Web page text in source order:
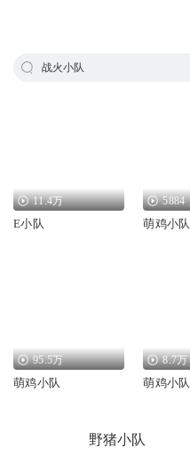
战火小队
11.4万
E小队
5884
萌鸡小队
95.5万
萌鸡小队
8.7万
萌鸡小队
野猪小队